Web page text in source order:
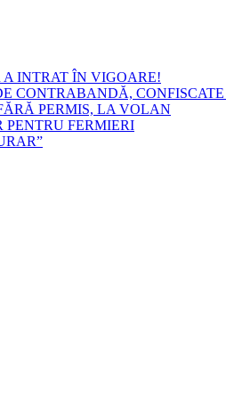
INTRAT ÎN VIGOARE!
CONTRABANDĂ,
PERMIS, LA VOLAN
PENTRU FERMIERI